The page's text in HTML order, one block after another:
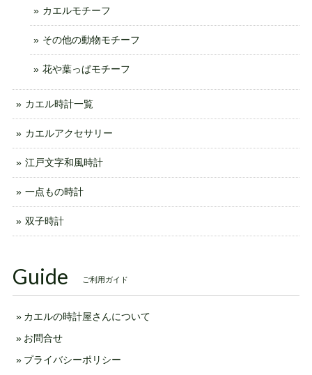
カエルモチーフ
その他の動物モチーフ
花や葉っぱモチーフ
カエル時計一覧
カエルアクセサリー
江戸文字和風時計
一点もの時計
双子時計
Guide ご利用ガイド
カエルの時計屋さんについて
お問合せ
プライバシーポリシー